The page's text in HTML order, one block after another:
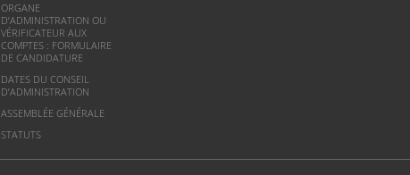
ORGANE
D’ADMINISTRATION OU
VÉRIFICATEUR AUX
COMPTES : FORMULAIRE
DE CANDIDATURE
DATES DU CONSEIL
D’ADMINISTRATION
ASSEMBLÉE GÉNÉRALE
STATUTS